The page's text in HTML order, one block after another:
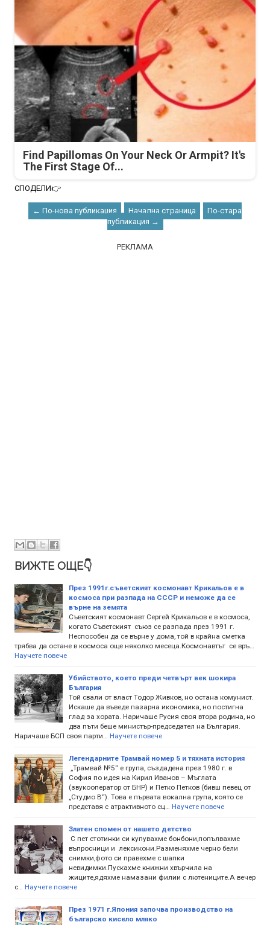
Find Papillomas On Your Neck Or Armpit? It's
The First Stage Of...
СПОДЕЛИ👉
← По-нова публикация Начална страница
По-стара
публикация →
РЕКЛАМА
ВИЖТЕ ОЩЕ👇
През 1991г.съветският космонавт Крикальов е в
космоса при разпада на СССР и неможе да се
върне на земята
Съветският космонавт Сергей Крикальов е в космоса,
когато Съветският съюз се разпада през 1991 г.
Неспособен да се върне у дома, той в крайна сметка
трябва да остане в космоса още няколко месеца.Космонавтът се връ…
Научете повече
Убийството, което преди четвърт век шокира
България
Той свали от власт Тодор Живков, но остана комунист.
Искаше да въведе пазарна икономика, но постигна
глад за хората. Наричаше Русия своя втора родина, но
два пъти беше министър-председател на България.
Наричаше БСП своя парти…
Научете повече
Легендарните Трамвай номер 5 и тяхната история
„Трамвай №5“ е група, създадена през 1980 г. в
София по идея на Кирил Иванов – Мъглата
(звукооператор от БНР) и Петко Петков (бивш певец от
„Студио В“). Това е първата вокална група, която се
представя с атрактивното сц…
Научете повече
Златен спомен от нашето детство
С пет стотинки си купувахме бонбони,попълвахме
въпросници и лексикони.Разменяхме черно бели
снимки,фото си правехме с шапки
невидимки.Пускахме книжни хвърчила на
жиците,ядяхме намазани филии с лютениците.А вечер
с…
Научете повече
През 1971 г.Япония започва производство на
българско кисело мляко